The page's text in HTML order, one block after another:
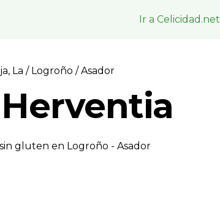
Ir a Celicidad.net
La/ Logroño / Asador
gluten en Logroño - Asador